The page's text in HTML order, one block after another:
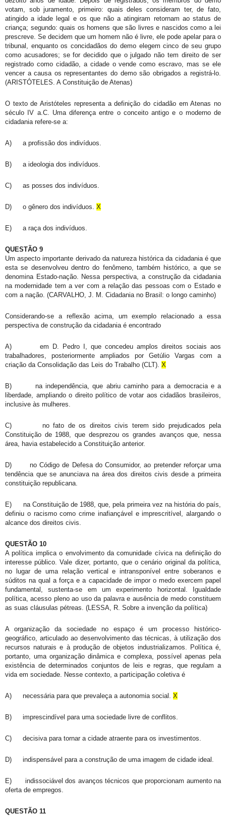
votam, sob juramento, primeiro: quais deles consideram ter, de fato,
atingido a idade legal e os que não a atingiram retornam ao status de
criança; segundo: quais os homens que são livres e nascidos como a lei
prescreve. Se decidem que um homem não é livre, ele pode apelar para o
tribunal, enquanto os concidadãos do demo elegem cinco de seu grupo
como acusadores; se for decidido que o julgado não tem direito de ser
registrado como cidadão, a cidade o vende como escravo, mas se ele
vencer a causa os representantes do demo são obrigados a registrá-lo.
(ARISTÓTELES. A Constituição de Atenas)
O texto de Aristóteles representa a definição do cidadão em Atenas no
século IV a.C. Uma diferença entre o conceito antigo e o moderno de
cidadania refere-se a:
A) a profissão dos indivíduos.
B) a ideologia dos indivíduos.
C) as posses dos indivíduos.
D) o gênero dos indivíduos. X
E) a raça dos indivíduos.
QUESTÃO 9
Um aspecto importante derivado da natureza histórica da cidadania é que
esta se desenvolveu dentro do fenômeno, também histórico, a que se
denomina Estado-nação. Nessa perspectiva, a construção da cidadania
na modernidade tem a ver com a relação das pessoas com o Estado e
com a nação. (CARVALHO, J. M. Cidadania no Brasil: o longo caminho)
Considerando-se a reflexão acima, um exemplo relacionado a essa
perspectiva de construção da cidadania é encontrado
A)
em D. Pedro I, que concedeu amplos direitos sociais aos
trabalhadores, posteriormente ampliados por Getúlio Vargas com a
criação da Consolidação das Leis do Trabalho (CLT). X
B)
na independência, que abriu caminho para a democracia e a
liberdade, ampliando o direito político de votar aos cidadãos brasileiros,
inclusive às mulheres.
C)
no fato de os direitos civis terem sido prejudicados pela
Constituição de 1988, que desprezou os grandes avanços que, nessa
área, havia estabelecido a Constituição anterior.
D)
no Código de Defesa do Consumidor, ao pretender reforçar uma
tendência que se anunciava na área dos direitos civis desde a primeira
constituição republicana.
E)
na Constituição de 1988, que, pela primeira vez na história do país,
definiu o racismo como crime inafiançável e imprescritível, alargando o
alcance dos direitos civis.
QUESTÃO 10
A política implica o envolvimento da comunidade cívica na definição do
interesse público. Vale dizer, portanto, que o cenário original da política,
no lugar de uma relação vertical e intransponível entre soberanos e
súditos na qual a força e a capacidade de impor o medo exercem papel
fundamental, sustenta-se em um experimento horizontal. Igualdade
política, acesso pleno ao uso da palavra e ausência de medo constituem
as suas cláusulas pétreas. (LESSA, R. Sobre a invenção da política)
A organização da sociedade no espaço é um processo histórico-
geográfico, articulado ao desenvolvimento das técnicas, à utilização dos
recursos naturais e à produção de objetos industrializamos. Política é,
portanto, uma organização dinâmica e complexa, possível apenas pela
existência de determinados conjuntos de leis e regras, que regulam a
vida em sociedade. Nesse contexto, a participação coletiva é
A) necessária para que prevaleça a autonomia social. X
B) imprescindível para uma sociedade livre de conflitos.
C) decisiva para tornar a cidade atraente para os investimentos.
D) indispensável para a construção de uma imagem de cidade ideal.
E)
indissociável dos avanços técnicos que proporcionam aumento na
oferta de empregos.
QUESTÃO 11